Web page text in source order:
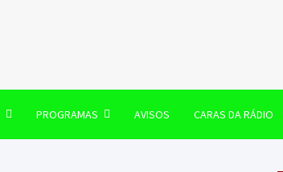
PROGRAMAS AVISOS CARAS DA RÁDIO